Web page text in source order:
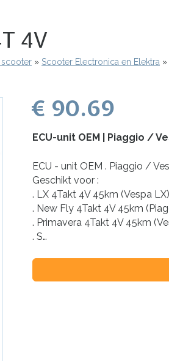
4V
Scooter Electronica en Elektra
€ 90.69
ECU-unit OEM | Piaggio /
ECU - unit OEM . Piaggio /
Geschikt voor :
. LX 4Takt 4V 45km (Vespa LX)
. New Fly 4Takt 4V 45km
. Primavera 4Takt 4V 45km
. S…